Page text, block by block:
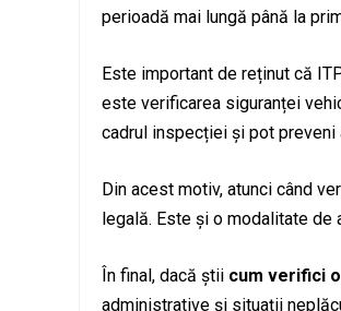
perioadă mai lungă până la
Este important de reținut că
este verificarea siguranței
cadrul inspecției și pot preveni
Din acest motiv, atunci când
legală. Este și o modalitate
În final, dacă știi cum verifici
administrative și situații